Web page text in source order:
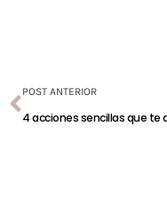
POST ANTERIOR